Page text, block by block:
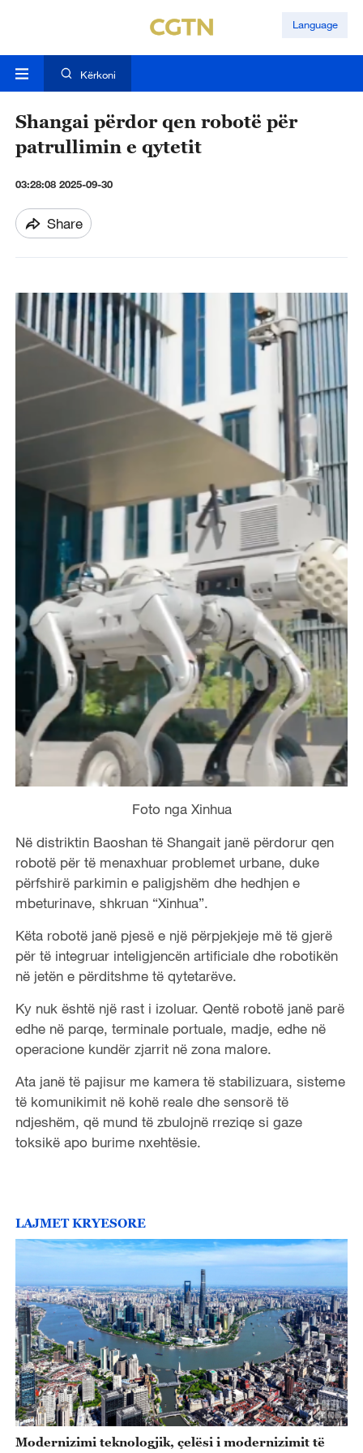
Language
Kërkoni
Shangai përdor qen robotë për
patrullimin e qytetit
03:28:08 2025-09-30
Share
Foto nga Xinhua
Në distriktin Baoshan të Shangait janë përdorur qen
robotë për të menaxhuar problemet urbane, duke
përfshirë parkimin e paligjshëm dhe hedhjen e
mbeturinave, shkruan “Xinhua”.
Këta robotë janë pjesë e një përpjekjeje më të gjerë
për të integruar inteligjencën artificiale dhe robotikën
në jetën e përditshme të qytetarëve.
Ky nuk është një rast i izoluar. Qentë robotë janë parë
edhe në parqe, terminale portuale, madje, edhe në
operacione kundër zjarrit në zona malore.
Ata janë të pajisur me kamera të stabilizuara, sisteme
të komunikimit në kohë reale dhe sensorë të
ndjeshëm, që mund të zbulojnë rreziqe si gaze
toksikë apo burime nxehtësie.
LAJMET KRYESORE
Modernizimi teknologjik, çelësi i modernizimit të